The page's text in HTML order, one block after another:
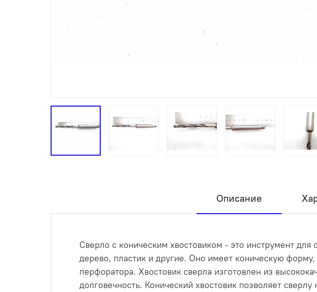
Описание
Сверло с коническим хвостовиком - это инструмент для
дерево, пластик и другие. Оно имеет коническую
перфоратора. Хвостовик сверла изготовлен из
долговечность. Конический хвостовик позволяет